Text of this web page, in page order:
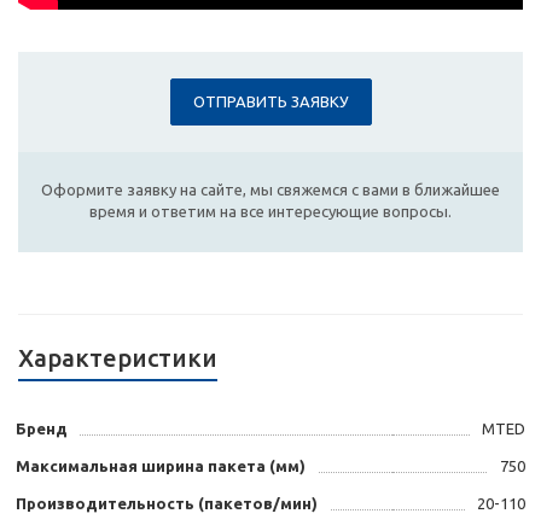
ОТПРАВИТЬ ЗАЯВКУ
Оформите заявку на сайте, мы свяжемся с вами в ближайшее
время и ответим на все интересующие вопросы.
Характеристики
Бренд MTED
Максимальная ширина пакета (мм) 750
Производительность (пакетов/мин) 20-110